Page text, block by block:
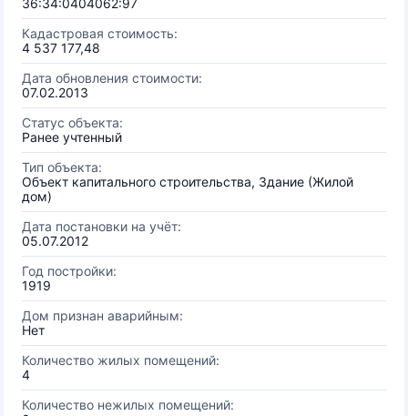
36:34:0404062:97
Кадастровая стоимость:
4 537 177,48
Дата обновления стоимости:
07.02.2013
Статус объекта:
Ранее учтенный
Тип объекта:
Объект капитального строительства, Здание (Жилой
дом)
Дата постановки на учёт:
05.07.2012
Год постройки:
1919
Дом признан аварийным:
Нет
Количество жилых помещений:
4
Количество нежилых помещений: